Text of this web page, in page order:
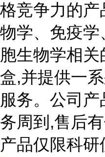
格竞争力的产
物学、免疫学
胞生物学相
盒,并提供一
服务。公司产
务周到,售后
产品仅限科研